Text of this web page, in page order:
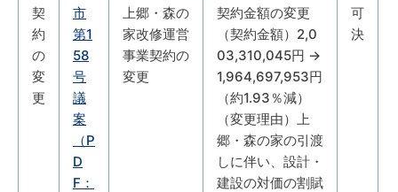
契
約
の
変
更
市
第1
58
号
議
案
（P
D
F：
上郷・森の
家改修運営
事業契約の
変更
契約金額の変更
（契約金額）2,0
03,310,045円 →
1,964,697,953円
（約1.93％減）
（変更理由）上
郷・森の家の引渡
しに伴い、設計・
建設の対価の割賦
可
決